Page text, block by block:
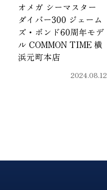
オメガ シーマスター
ダイバー300 ジェーム
ズ・ボンド60周年モデ
ル COMMON TIME 横
浜元町本店
2024.08.12